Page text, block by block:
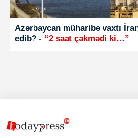
Azərbaycan müharibə vaxtı
edib? - “2 saat çəkmədi ki…”